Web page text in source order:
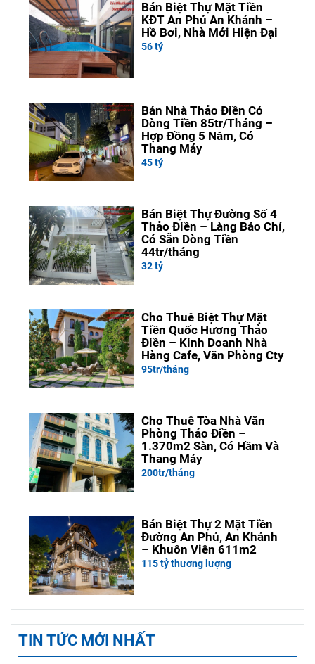
Bán Biệt Thự Mặt Tiền
KĐT An Phú An Khánh –
Hồ Bơi, Nhà Mới Hiện Đại
56 tỷ
Bán Nhà Thảo Điền Có
Dòng Tiền 85tr/Tháng –
Hợp Đồng 5 Năm, Có
Thang Máy
45 tỷ
Bán Biệt Thự Đường Số 4
Thảo Điền – Làng Báo Chí,
Có Sẵn Dòng Tiền
44tr/tháng
32 tỷ
Cho Thuê Biệt Thự Mặt
Tiền Quốc Hương Thảo
Điền – Kinh Doanh Nhà
Hàng Cafe, Văn Phòng Cty
95tr/tháng
Cho Thuê Tòa Nhà Văn
Phòng Thảo Điền –
1.370m2 Sàn, Có Hầm Và
Thang Máy
200tr/tháng
Bán Biệt Thự 2 Mặt Tiền
Đường An Phú, An Khánh
– Khuôn Viên 611m2
115 tỷ thương lượng
TIN TỨC MỚI NHẤT